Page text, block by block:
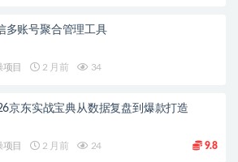
多账号聚合管理工具
项目 2 月前 34
京东实战宝典从数据复盘到爆款打造
项目 2 月前 24 9.8